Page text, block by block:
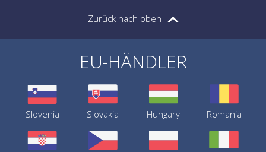
Zurück nach oben
EU-HÄNDLER
Slovenia Slovakia Hungary Romania